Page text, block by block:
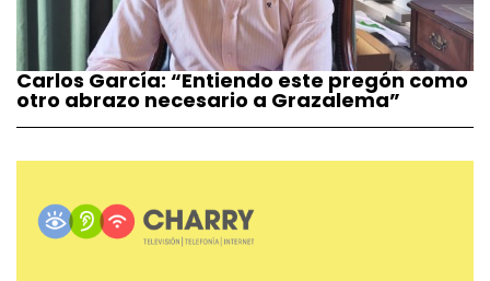
Carlos García: “Entiendo este pregón como
otro abrazo necesario a Grazalema”